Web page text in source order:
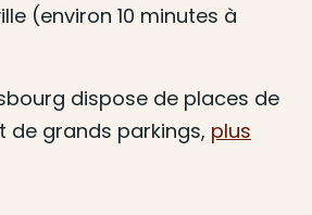
(environ 10 minutes à
dispose de places de
de grands parkings, plus